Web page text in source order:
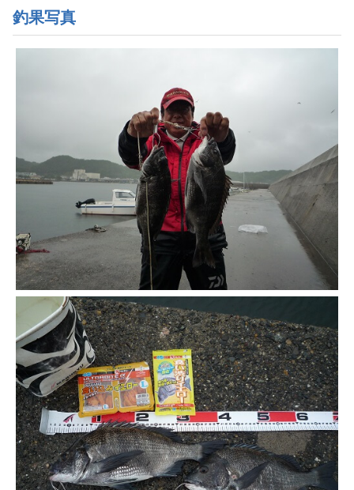
釣果写真